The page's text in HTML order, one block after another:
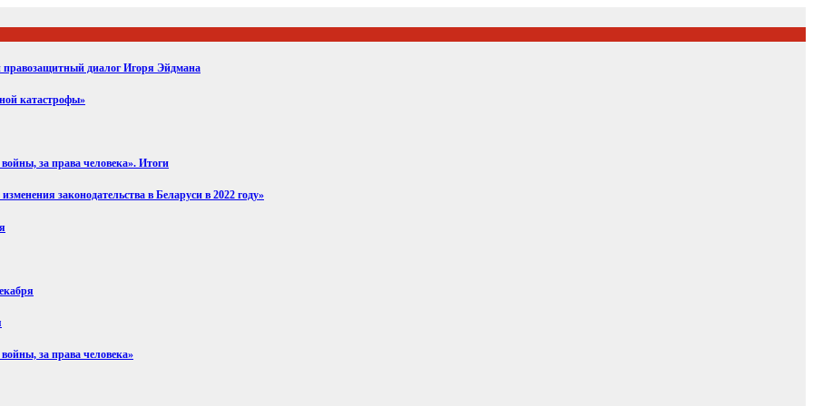
правозащитный диалог Игоря Эйдмана
катастрофы»
за права человека». Итоги
законодательства в Беларуси в 2022 году»
за права человека»